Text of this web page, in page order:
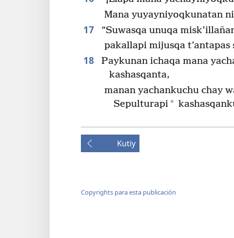
Mana yuyayniyoqkunatan
17
“Suwasqa unuqa
pakallapi mijusqa t’antapas
18
Paykunan ichaqa mana
kashasqanta,
manan yachankuchu chay
Sepulturapi*
Kutiy
Copyrights para esta publicación